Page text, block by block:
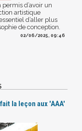
d’avoir un
artistique
d’aller plus
de conception.
02/06/2025, 09:46
la leçon aux 'AAA'